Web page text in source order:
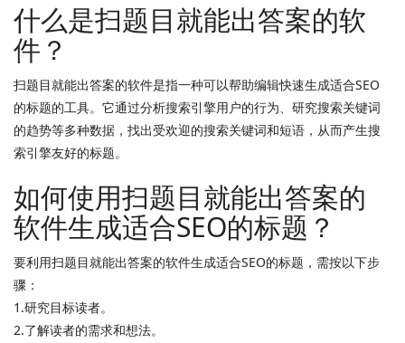
什么是扫题目就能出答案的软
件？
扫题目就能出答案的软件是指一种可以帮助编辑快速生成适合SEO
的标题的工具。它通过分析搜索引擎用户的行为、研究搜索关键词
的趋势等多种数据，找出受欢迎的搜索关键词和短语，从而产生搜
索引擎友好的标题。
如何使用扫题目就能出答案的
软件生成适合SEO的标题？
要利用扫题目就能出答案的软件生成适合SEO的标题，需按以下步
骤：
1.研究目标读者。
2.了解读者的需求和想法。